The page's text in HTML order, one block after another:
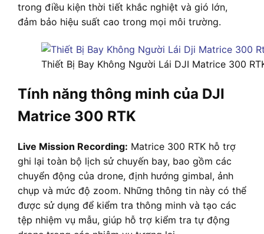
trong điều kiện thời tiết khắc nghiệt và gió lớn,
đảm bảo hiệu suất cao trong mọi môi trường.
Thiết Bị Bay Không Người Lái DJI Matrice 300
Tính năng thông minh của DJI
Matrice 300 RTK
Live Mission Recording: Matrice 300 RTK hỗ trợ
ghi lại toàn bộ lịch sử chuyến bay, bao gồm các
chuyển động của drone, định hướng gimbal, ảnh
chụp và mức độ zoom. Những thông tin này có thể
được sử dụng để kiểm tra thông minh và tạo các
tệp nhiệm vụ mẫu, giúp hỗ trợ kiểm tra tự động